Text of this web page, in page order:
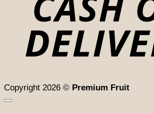
Copyright 2026 © Premium Fruit